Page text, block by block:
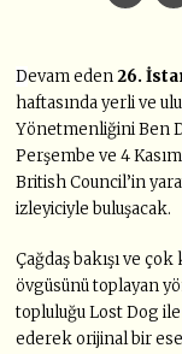
Devam eden26.
haftasında yerli ve
Yönetmenliğini Ben
Perşembe ve 4
British Council’in
izleyiciyle buluşacak.
Çağdaş bakışı ve
övgüsünü toplayan
topluluğu Lost Dog
ederek orijinal bir